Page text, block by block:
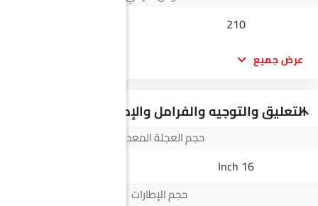
210
عرض جميع
التعليق والتوجيه والفرامل والإطارات
حجم العجلة المعدنية
16 Inch
حجم الإطارات